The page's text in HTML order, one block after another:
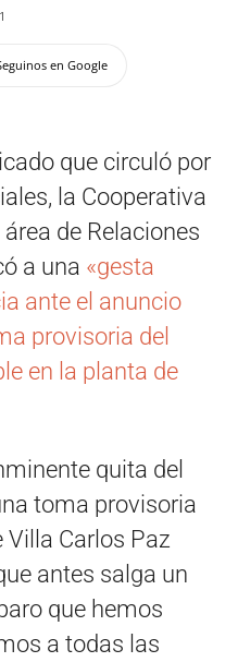
en Google
que circuló por
la Cooperativa
de Relaciones
a una «gesta
ante el anuncio
provisoria del
en la planta de
quita del
toma provisoria
Carlos Paz
antes salga un
que hemos
a todas las